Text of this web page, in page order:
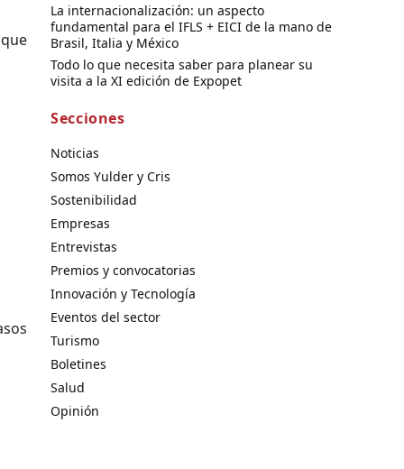
La internacionalización: un aspecto
fundamental para el IFLS + EICI de la mano de
Brasil, Italia y México
Todo lo que necesita saber para planear su
visita a la XI edición de Expopet
Secciones
Noticias
Somos Yulder y Cris
Sostenibilidad
Empresas
Entrevistas
Premios y convocatorias
Innovación y Tecnología
Eventos del sector
Turismo
Boletines
Salud
Opinión